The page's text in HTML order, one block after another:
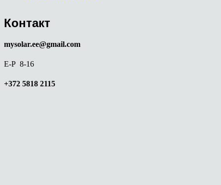
Контакт
mysolar.ee@gmail.com
E-P 8-16
+372 5818 2115